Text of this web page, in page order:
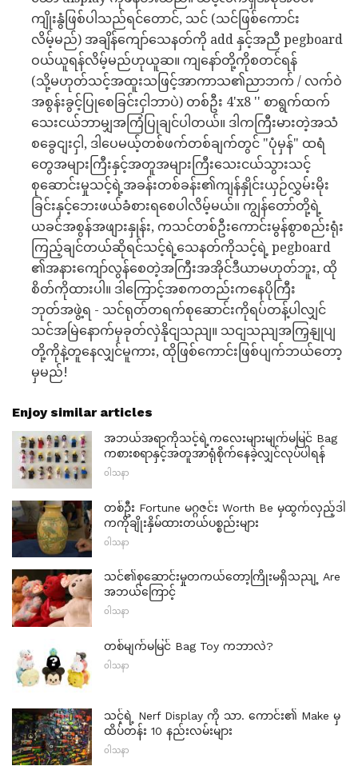
ကျိုးနွံဖြစ်ပါသည်ရင်တောင်, သင် (သင်ဖြစ်ကောင်း
လိမ့်မည်) အချိန်ကျော်သေနတ်ကို add နှင့်အညီ pegboard
ဝယ်ယူရန်လိမ့်မည်ဟုယူဆ။ ကျနော်တို့ကိုစတင်ရန်
(သို့မဟုတ်သင့်အထူးသဖြင့်အာကာသ၏ညာဘက် / လက်ဝဲ
အစွန်းခွင့်ပြုစေခြင်းငှါဘာပဲ) တစ်ဦး 4'x8 '' စာရွက်ထက်
သေးငယ်ဘာမျှအကြံပြုချင်ပါတယ်။ ဒါကကြီးမားတဲ့အသံ
စခွေငျးငှါ, ဒါပေမယ့်တစ်ဖက်တစ်ချက်တွင် "ပုံမှန်" ထရံ
တွေအများကြီးနှင့်အတူအများကြီးသေးငယ်သွားသင့်
စုဆောင်းမှုသင့်ရဲ့အခန်းတစ်ခန်း၏ကျန်နှိုင်းယှဉ်လွှမ်းမိုး
ခြင်းနှင့်ဘေးဖယ်ခံစားရစေပါလိမ့်မယ်။ ကျွန်တော်တို့ရဲ့
ယခင်အစွန်အဖျားနှုန်း, ကသင်တစ်ဦးကောင်းမွန်စွာစည်းရုံး
ကြည့်ချင်တယ်ဆိုရင်သင့်ရဲ့သေနတ်ကိုသင့်ရဲ့ pegboard
၏အနားကျော်လွန်စေတဲ့အကြီးအအိုင်ဒီယာမဟုတ်ဘူး, ထို
စိတ်ကိုထားပါ။ ဒါကြောင့်အစကတည်းကနေပိုကြီး
ဘုတ်အဖွဲ့ရ - သင်ရုတ်တရက်စုဆောင်းကိုရပ်တန့်ပါလျှင်
သင်အမြဲနောက်မှခုတ်လှဲနိုငျသညျ။ သငျသညျအကြှနျုပျ
တို့ကိုနဲ့တူနေလျှင်မူကား, ထိုဖြစ်ကောင်းဖြစ်ပျက်ဘယ်တော့
မှမည်!
Enjoy similar articles
အဘယ်အရာကိုသင့်ရဲ့ကလေးများမျက်မမြင် Bag
ကစားစရာနှင့်အတူအာရုံစိုက်နေခဲ့လျှင်လုပ်ပါရန်
ဝါသနာ
တစ်ဦး Fortune မဂ္ဂဇင်း Worth Be မှထွက်လှည့်ဒါ
ကကိုချိုးနှိမ်ထားတယ်ပစ္စည်းများ
ဝါသနာ
သင်၏စုဆောင်းမှုတကယ်တော့ကြိုးမရှိသညျ့ Are
အဘယ်ကြောင့်
ဝါသနာ
တစ်မျက်မမြင် Bag Toy ကဘာလဲ?
ဝါသနာ
သင့်ရဲ့ Nerf Display ကို သာ. ကောင်း၏ Make မှ
ထိပ်တန်း 10 နည်းလမ်းများ
ဝါသနာ